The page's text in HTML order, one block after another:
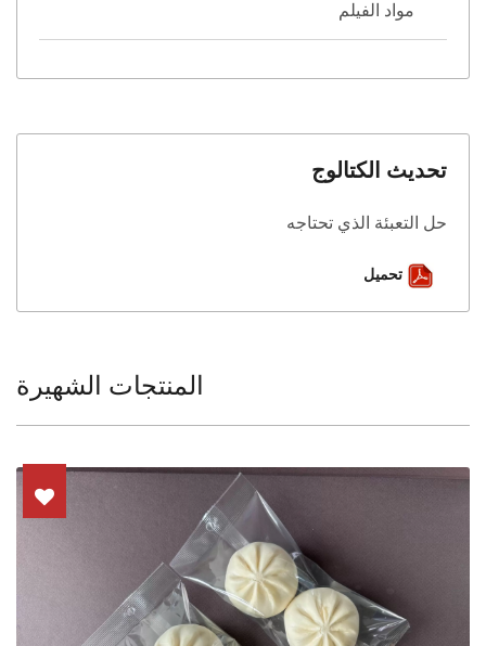
مواد الفيلم
تحديث الكتالوج
حل التعبئة الذي تحتاجه
تحميل
المنتجات الشهيرة